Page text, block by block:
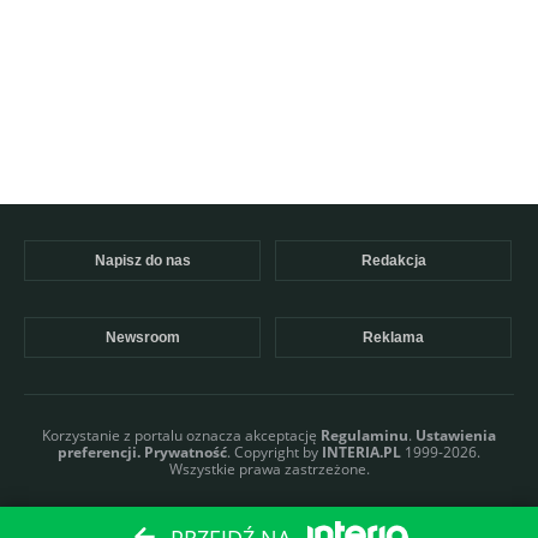
Napisz do nas Redakcja
Newsroom Reklama
Korzystanie z portalu oznacza akceptację Regulaminu. Ustawienia
preferencji. Prywatność. Copyright by INTERIA.PL 1999-2026.
Wszystkie prawa zastrzeżone.